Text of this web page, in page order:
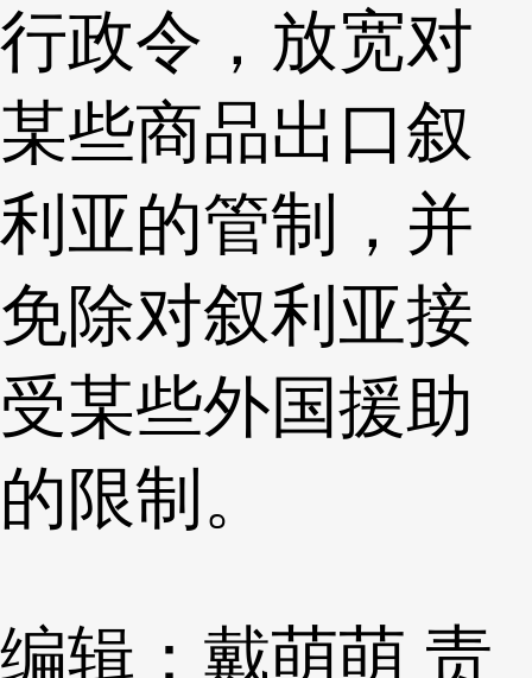
行政令，放宽对
某些商品出口叙
利亚的管制，并
免除对叙利亚接
受某些外国援助
的限制。
编辑：戴萌萌 责